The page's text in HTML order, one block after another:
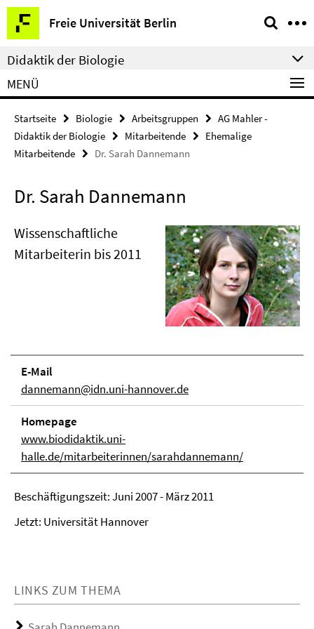
Springe
direkt
zu
Inhalt
Freie Universität Berlin
Service-
Navigation
Didaktik der Biologie
MENÜ
Startseite Biologie Arbeitsgruppen
AG Mahler -
Didaktik der Biologie
Mitarbeitende
Ehemalige
Mitarbeitende
Dr. Sarah Dannemann
Dr. Sarah Dannemann
Wissenschaftliche
Mitarbeiterin bis 2011
E-Mail
dannemann@idn.uni-hannover.de
Homepage
www.biodidaktik.uni-
halle.de/mitarbeiterinnen/sarahdannemann/
Beschäftigungszeit: Juni 2007 - März 2011
Jetzt: Universität Hannover
LINKS ZUM THEMA